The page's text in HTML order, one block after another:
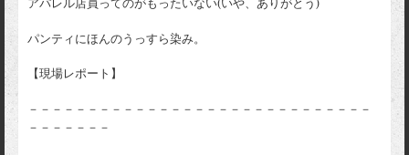
アパレル店員ってのがもったいない(いや、ありがとう)
パンティにほんのうっすら染み。
【現場レポート】
－－－－－－－－－－－－－－－－－－－－－－－－－－－－－
－－－－－－－